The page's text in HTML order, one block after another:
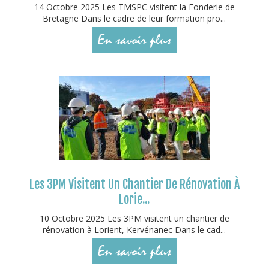
14 Octobre 2025 Les TMSPC visitent la Fonderie de
Bretagne Dans le cadre de leur formation pro...
En savoir plus
Les 3PM Visitent Un Chantier De Rénovation À
Lorie...
10 Octobre 2025 Les 3PM visitent un chantier de
rénovation à Lorient, Kervénanec Dans le cad...
En savoir plus